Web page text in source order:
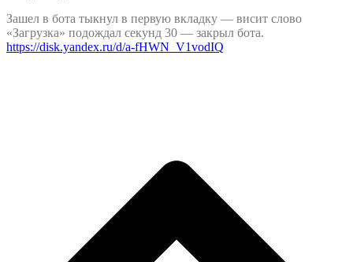
Зашел в бота тыкнул в первую вкладку — висит слово
«Загрузка» подождал секунд 30 — закрыл бота.
https://disk.yandex.ru/d/a-fHWN_V1vodIQ